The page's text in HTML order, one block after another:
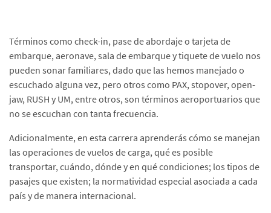
Términos como check-in, pase de abordaje o tarjeta de
embarque, aeronave, sala de embarque y tiquete de vuelo nos
pueden sonar familiares, dado que las hemos manejado o
escuchado alguna vez, pero otros como PAX, stopover, open-
jaw, RUSH y UM, entre otros, son términos aeroportuarios que
no se escuchan con tanta frecuencia.
Adicionalmente, en esta carrera aprenderás cómo se manejan
las operaciones de vuelos de carga, qué es posible
transportar, cuándo, dónde y en qué condiciones; los tipos de
pasajes que existen; la normatividad especial asociada a cada
país y de manera internacional.